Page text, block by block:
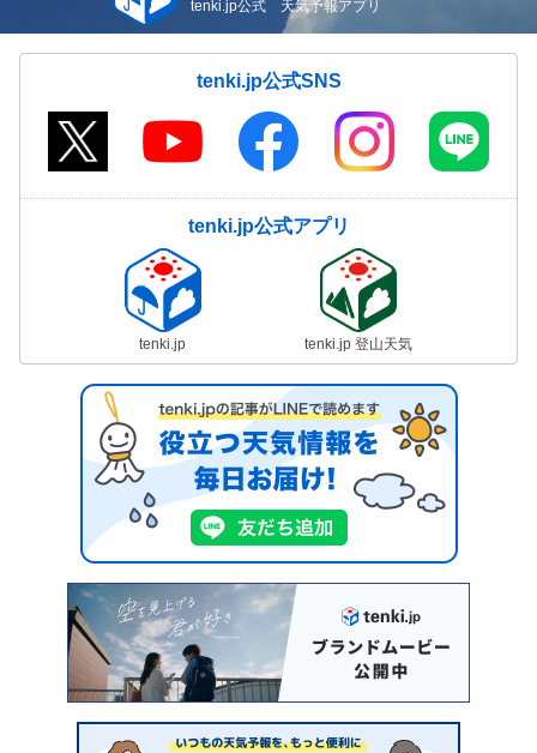
tenki.jp公式 天気予報アプリ
tenki.jp公式SNS
tenki.jp公式アプリ
tenki.jp tenki.jp 登山天気